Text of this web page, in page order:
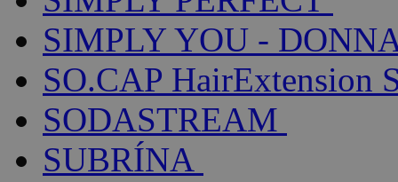
SIMPLY YOU -
SO.CAP HairExtension
SODASTREAM
SUBRÍNA